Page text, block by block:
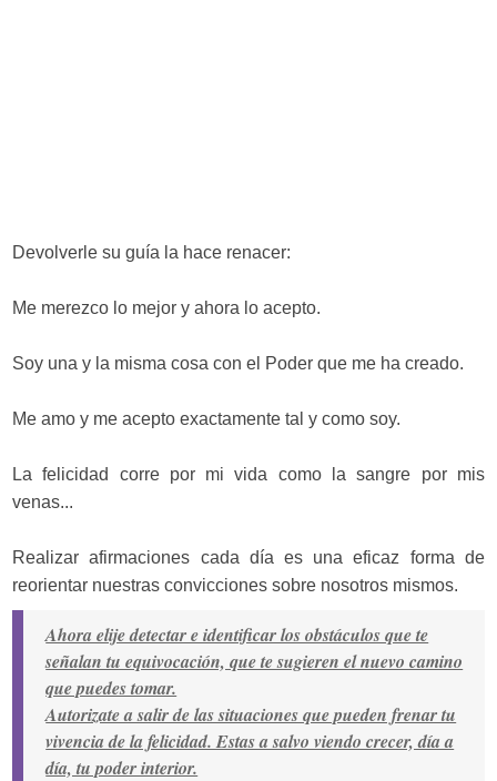
Devolverle su guía la hace renacer:
Me merezco lo mejor y ahora lo acepto.
Soy una y la misma cosa con el Poder que me ha creado.
Me amo y me acepto exactamente tal y como soy.
La felicidad corre por mi vida como la sangre por mis
venas...
Realizar afirmaciones cada día es una eficaz forma de
reorientar nuestras convicciones sobre nosotros mismos.
Ahora elije detectar e identificar los obstáculos que te
señalan tu equivocación, que te sugieren el nuevo camino
que puedes tomar.
Autorizate a salir de las situaciones que pueden frenar tu
vivencia de la felicidad. Estas a salvo viendo crecer, día a
día, tu poder interior.